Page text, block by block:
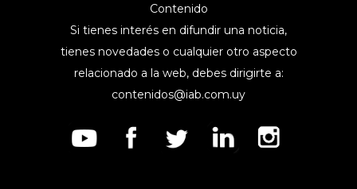
Contenido
Si tienes interés en difundir una noticia,
tienes novedades o cualquier otro aspecto
relacionado a la web, debes dirigirte a:
contenidos@iab.com.uy